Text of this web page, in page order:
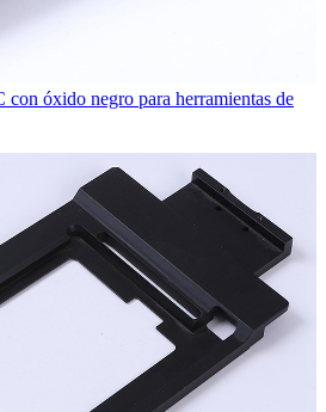
óxido negro para herramientas de